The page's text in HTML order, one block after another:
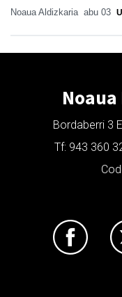
Noaua Aldizkaria abu 03
Bordaberri 3
Tf: 943 360